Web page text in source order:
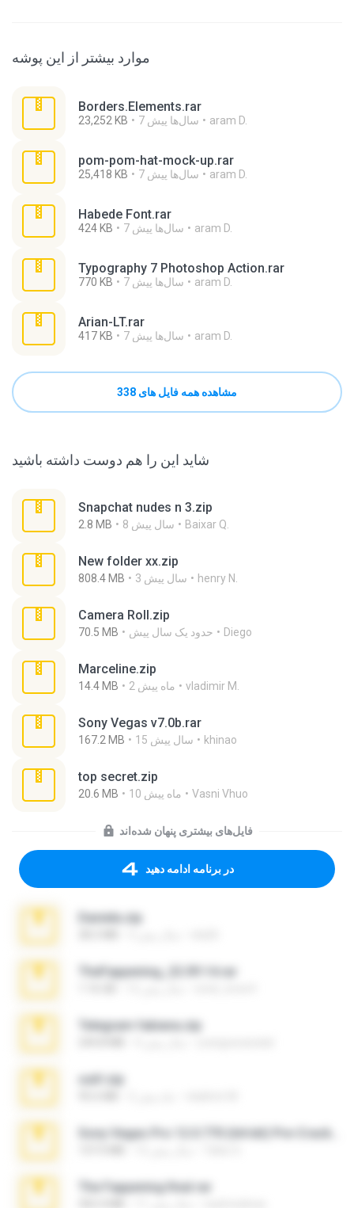
موارد بیشتر از این پوشه
Borders.Elements.rar
23,252 KB 7 سال‌ها پیش aram D.
pom-pom-hat-mock-up.rar
25,418 KB 7 سال‌ها پیش aram D.
Habede Font.rar
424 KB 7 سال‌ها پیش aram D.
Typography 7 Photoshop Action.rar
770 KB 7 سال‌ها پیش aram D.
Arian-LT.rar
417 KB 7 سال‌ها پیش aram D.
مشاهده همه فایل های 338
شاید این را هم دوست داشته باشید
Snapchat nudes n 3.zip
2.8 MB 8 سال پیش Baixar Q.
New folder xx.zip
808.4 MB 3 سال پیش henry N.
Camera Roll.zip
70.5 MB حدود یک سال پیش Diego
Marceline.zip
14.4 MB 2 ماه پیش vladimir M.
Sony Vegas v7.0b.rar
167.2 MB 15 سال پیش khinao
top secret.zip
20.6 MB 10 ماه پیش Vasni Vhuo
فایل‌های بیشتری پنهان شده‌اند
در برنامه ادامه دهید
Daniela.zip
TheFappening_22.09.14.rar
Telegram fabiana.zip
ouh!.zip
The Fappening final.rar